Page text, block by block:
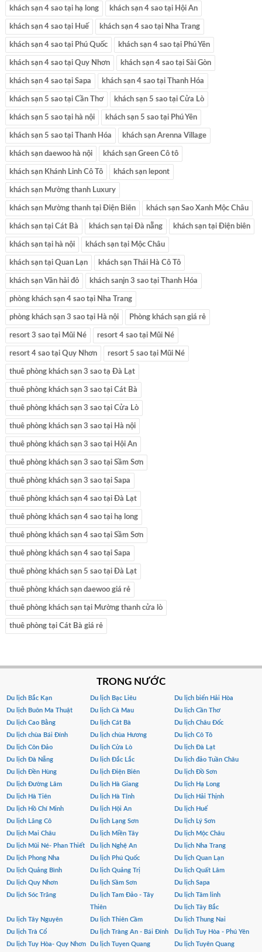
khách sạn 4 sao tại hạ long khách sạn 4 sao tại Hội An
khách sạn 4 sao tại Huế khách sạn 4 sao tại Nha Trang
khách sạn 4 sao tại Phú Quốc khách sạn 4 sao tại Phú Yên
khách sạn 4 sao tại Quy Nhơn khách sạn 4 sao tại Sài Gòn
khách sạn 4 sao tại Sapa khách sạn 4 sao tại Thanh Hóa
khách sạn 5 sao tại Cần Thơ khách sạn 5 sao tại Cửa Lò
khách sạn 5 sao tại hà nội khách sạn 5 sao tại Phú Yên
khách sạn 5 sao tại Thanh Hóa khách sạn Arenna Village
khách sạn daewoo hà nội khách sạn Green Cô tô
khách sạn Khánh Linh Cô Tô khách sạn lepont
khách sạn Mường thanh Luxury
khách sạn Mường thanh tại Điện Biên khách sạn Sao Xanh Mộc Châu
khách sạn tại Cát Bà khách sạn tại Đà nẵng khách sạn tại Điện biên
khách sạn tại hà nội khách sạn tại Mộc Châu
khách sạn tại Quan Lạn khách sạn Thái Hà Cô Tô
khách sạn Vân hải đỏ khách sanjn 3 sao tại Thanh Hóa
phòng khách sạn 4 sao tại Nha Trang
phòng khách sạn 3 sao tại Hà nội Phòng khách sạn giá rẻ
resort 3 sao tại Mũi Né resort 4 sao tại Mũi Né
resort 4 sao tại Quy Nhơn resort 5 sao tại Mũi Né
thuê phòng khách sạn 3 sao tạ Đà Lạt
thuê phòng khách sạn 3 sao tại Cát Bà
thuê phòng khách sạn 3 sao tại Cửa Lò
thuê phòng khách sạn 3 sao tại Hà nội
thuê phòng khách sạn 3 sao tại Hội An
thuê phòng khách sạn 3 sao tại Sầm Sơn
thuê phòng khách sạn 3 sao tại Sapa
thuê phòng khách sạn 4 sao tại Đà Lạt
thuê phòng khách sạn 4 sao tại hạ long
thuê phòng khách sạn 4 sao tại Sầm Sơn
thuê phòng khách sạn 4 sao tại Sapa
thuê phòng khách sạn 5 sao tại Đà Lạt
thuê phòng khách sạn daewoo giá rẻ
thuê phòng khách sạn tại Mường thanh cửa lò
thuê phòng tại Cát Bà giá rẻ
TRONG NƯỚC
Du lịch Bắc Kạn Du lịch Bạc Liêu
Du lịch biển Hải Hòa
Du lịch Buôn Ma Thuật
Du lịch Cà Mau
Du lịch Cần Thơ
Du lịch Cao Bằng
Du lịch Cát Bà
Du lịch Châu Đốc
Du lịch chùa Bái Đính
Du lịch chùa Hương
Du lịch Cô Tô
Du lịch Côn Đảo
Du lịch Cửa Lò
Du lịch Đà Lạt
Du lịch Đà Nẵng
Du lịch Đắc Lắc
Du lịch đảo Tuần Châu
Du lịch Đền Hùng
Du lịch Điện Biên
Du lịch Đồ Sơn
Du lịch Đường Lâm
Du lịch Hà Giang
Du lịch Hạ Long
Du lịch Hà Tiên
Du lịch Hà Tĩnh
Du lịch Hải Thịnh
Du lịch Hồ Chí Minh
Du lịch Hội An
Du lịch Huế
Du lịch Lăng Cô
Du lịch Lạng Sơn
Du lịch Lý Sơn
Du lịch Mai Châu
Du lịch Miền Tây
Du lịch Mộc Châu
Du lịch Mũi Né- Phan Thiết
Du lịch Nghệ An
Du lịch Nha Trang
Du lịch Phong Nha
Du lịch Phú Quốc
Du lịch Quan Lạn
Du lịch Quảng Bình
Du lịch Quảng Trị
Du lịch Quất Lâm
Du lịch Quy Nhơn
Du lịch Sầm Sơn
Du lịch Sapa
Du lịch Sóc Trăng
Du lịch Tam Đảo - Tây
Thiên
Du lịch Tâm linh
Du lịch Tây Bắc
Du lịch Tây Nguyên
Du lịch Thiên Cầm
Du lịch Thung Nai
Du lịch Trà Cổ
Du lịch Tràng An - Bái Đính
Du lịch Tuy Hòa - Phú Yên
Du lịch Tuy Hòa- Quy Nhơn
Du lịch Tuyen Quang
Du lịch Tuyên Quang